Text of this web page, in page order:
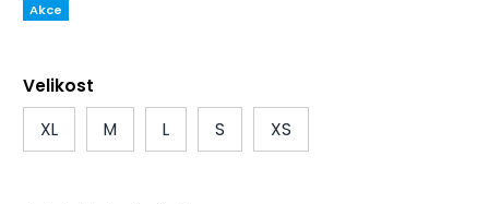
Akce
Velikost
XL
M L S XS